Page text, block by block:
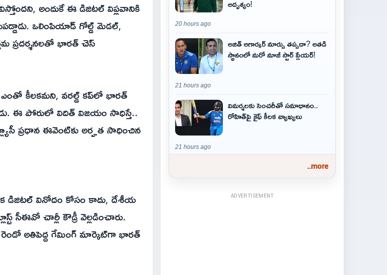
అందుకే ఈ డిజిటల్ విప్లవానికి
ఒలింపియాడ్ గోల్డ్ మెడల్,
ప్రదర్శనలతో భారత్ చెస్
కీలకమని, వరల్డ్ కప్‌లో భారత్
ఈ పోరులో విదిత్ విజయం సాధిస్తే..
ప్రధాన ఈవెంట్‌కు అర్హత సాధించిన
డిజిటల్ వినోదం కోసం కాదు, దేశీయ
సీఈవో చార్లీ కౌడ్రీ వెల్లడించారు.
అతిపెద్ద గేమింగ్ మార్కెట్‌గా భారత్
అదృశ్యం!
20 hours ago
అజిత్‌ అగార్కర్‌ మార్పు తప్పదా? అతడి
స్థానంలో మరో మాజీ స్టార్‌ ప్లేయర్‌!
21 hours ago
విమర్శలకు సెంచరీతో సమాధానం..
రోహిత్‌పై కైఫ్ కీలక వ్యాఖ్యలు
21 hours ago
..more
ADVERTISEMENT